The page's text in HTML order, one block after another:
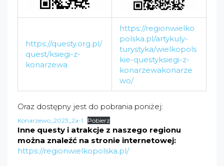
https://questy.org.pl/
quest/ksiegi-z-
konarzewa
https://regionwielko
polska.pl/artykuly-
turystyka/wielkopols
kie-questyksiegi-z-
konarzewakonarze
wo/
Oraz dostępny jest do pobrania poniżej:
Konarzewo_2023_2a-1 Pobierz
Inne questy i atrakcje z naszego regionu
można znaleźć na stronie internetowej:
https://regionwielkopolska.pl/